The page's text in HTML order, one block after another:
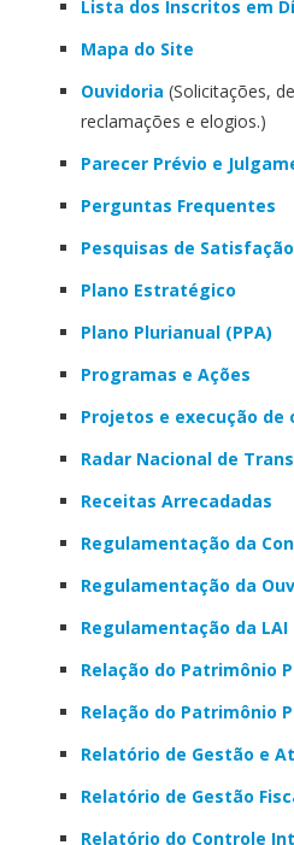
Lista dos Inscritos em
Mapa do Site
Ouvidoria (Solicitações,
reclamações e elogios.)
Parecer Prévio e
Perguntas Frequentes
Pesquisas de
Plano Estratégico
Plano Plurianual (PPA)
Programas e Ações
Projetos e execução de
Radar Nacional de
Receitas Arrecadadas
Regulamentação da
Regulamentação da
Regulamentação da LAI
Relação do Patrimônio
Relação do Patrimônio
Relatório de Gestão e
Relatório de Gestão
Relatório do Controle